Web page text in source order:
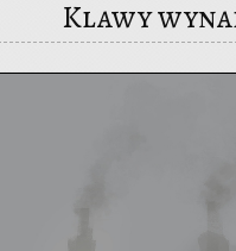
Klawy